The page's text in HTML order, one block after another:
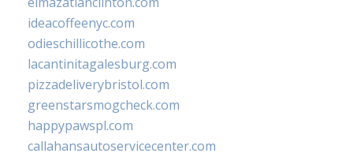
ideacoffeenyc.com
odieschillicothe.com
lacantinitagalesburg.com
pizzadeliverybristol.com
greenstarsmogcheck.com
happypawspl.com
callahansautoservicecenter.com